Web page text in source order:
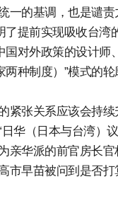
一的基调，也是谴
提前实现吸收台
对外政策的设计
种制度）”模式的轮
紧张关系应该会持
华（日本与台湾）
亲华派的前官房长
市早苗被问到是否